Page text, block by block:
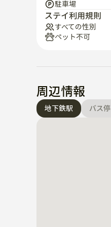
駐車場
ステイ利用規則
すべての性別
ペット不可
周辺情報
地下鉄駅 バス停